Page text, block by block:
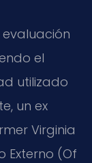
el
utilizado
un ex
Virginia
Externo (Of